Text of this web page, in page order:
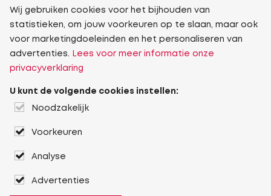
Wij gebruiken cookies voor het bijhouden van
statistieken, om jouw voorkeuren op te slaan, maar ook
voor marketingdoeleinden en het personaliseren van
advertenties.
Lees voor meer informatie onze
privacyverklaring
U kunt de volgende cookies instellen:
Noodzakelijk
Voorkeuren
Analyse
Advertenties